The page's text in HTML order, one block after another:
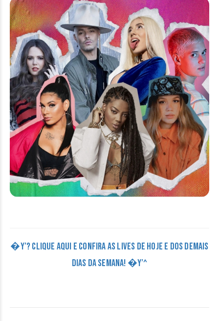
�Y’? CLIQUE AQUI E CONFIRA AS LIVES DE HOJE E DOS DEMAIS
DIAS DA SEMANA! �Y’^